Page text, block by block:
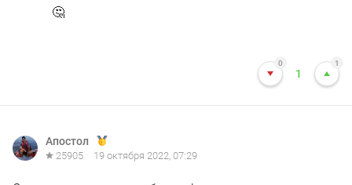
🤔
0
1
1
Апостол
25905 19 октября 2022, 07:29